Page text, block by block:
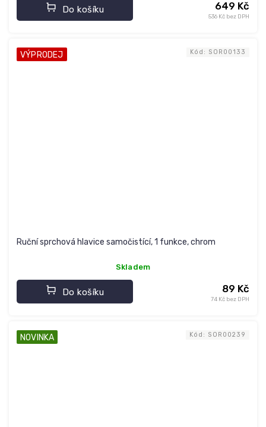
536 Kč bez DPH
649 Kč
Do košíku
VÝPRODEJ
Ruční sprchová hlavice samočistící, 1 funkce, chrom
Skladem
74 Kč bez DPH
89 Kč
Do košíku
Kód: SOR00133
NOVINKA Kód: SOR00239